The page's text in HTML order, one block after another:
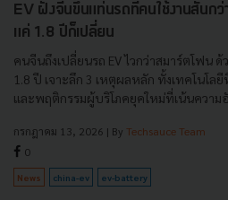
EV ฝั่งจีนขึ้นแท่นรถที่คนใช้งานสั้นก
แค่ 1.8 ปีก็เปลี่ยน
คนจีนถึงเปลี่ยนรถ EV ไวกว่าสมาร์ตโฟน
1.8 ปี เจาะลึก 3 เหตุผลหลัก ทั้งเทคโนโล
และพฤติกรรมผู้บริโภคยุคใหม่ที่เน้นความอั
กรกฎาคม 13, 2026 | By Techsauce Team
0
News china-ev ev-battery